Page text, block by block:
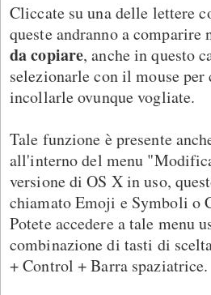
Cliccate su una delle lettere
queste andranno a comparire
da copiare, anche in questo
selezionarle con il mouse
incollarle ovunque vogliate.
Tale funzione è presente
all'interno del menu
versione di OS X in uso,
chiamato Emoji e Symboli o
Potete accedere a tale menu
combinazione di tasti di
+ Control + Barra spaziatrice.